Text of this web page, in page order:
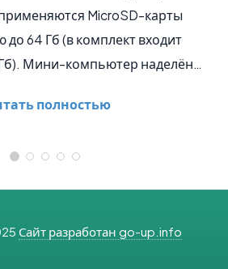
меркам U10 можно
моделям: смартфон оснащен
в 5 дюймов и разрешением…
Читать полностью
Сайт разработан go-up.info